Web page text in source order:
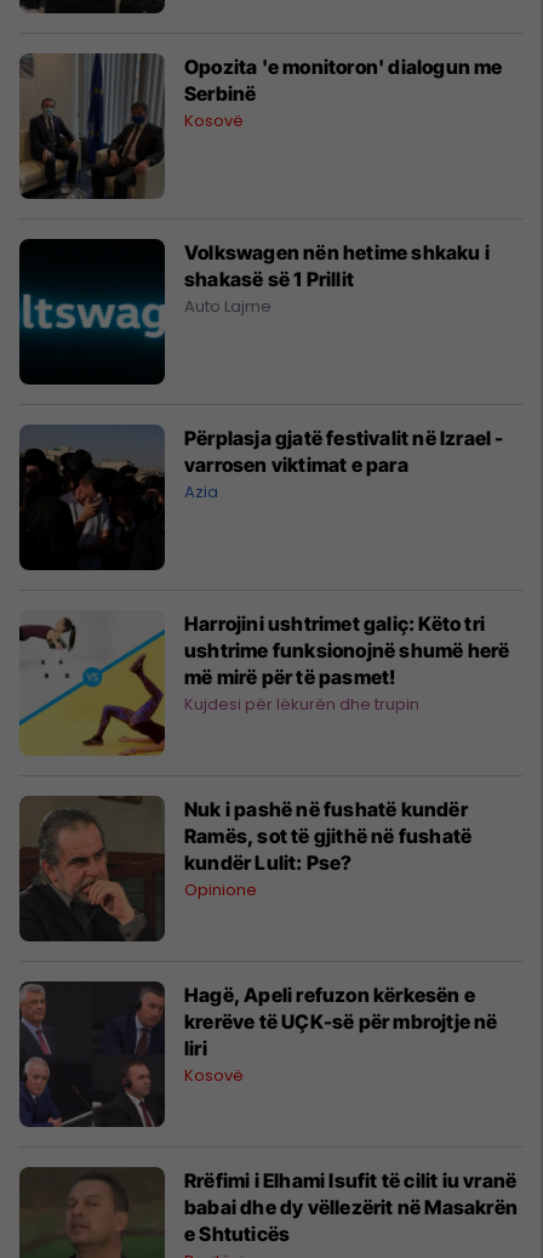
Opozita 'e monitoron' dialogun me
Serbinë
Kosovë
Volkswagen nën hetime shkaku i
shakasë së 1 Prillit
Auto Lajme
Përplasja gjatë festivalit në Izrael -
varrosen viktimat e para
Azia
Harrojini ushtrimet galiç: Këto tri
ushtrime funksionojnë shumë herë
më mirë për të pasmet!
Kujdesi për lëkurën dhe trupin
Nuk i pashë në fushatë kundër
Ramës, sot të gjithë në fushatë
kundër Lulit: Pse?
Opinione
Hagë, Apeli refuzon kërkesën e
krerëve të UÇK-së për mbrojtje në
liri
Kosovë
Rrëfimi i Elhami Isufit të cilit iu vranë
babai dhe dy vëllezërit në Masakrën
e Shtuticës